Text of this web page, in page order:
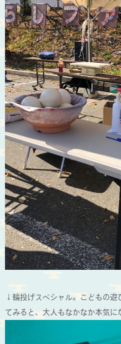
↓輪投げスペシャル。こどもの遊
てみると、大人もなかなか本気に